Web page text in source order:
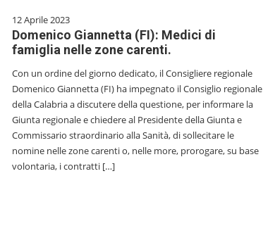
12 Aprile 2023
Domenico Giannetta (FI): Medici di
famiglia nelle zone carenti.
Con un ordine del giorno dedicato, il Consigliere regionale
Domenico Giannetta (FI) ha impegnato il Consiglio regionale
della Calabria a discutere della questione, per informare la
Giunta regionale e chiedere al Presidente della Giunta e
Commissario straordinario alla Sanità, di sollecitare le
nomine nelle zone carenti o, nelle more, prorogare, su base
volontaria, i contratti […]